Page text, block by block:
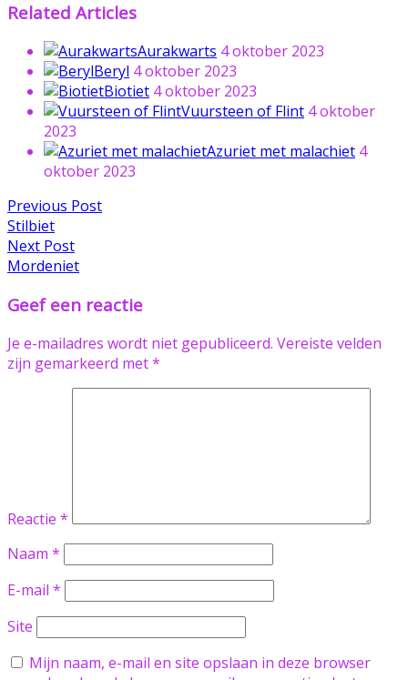
Related Articles
Aurakwarts 4 oktober 2023
Beryl 4 oktober 2023
Biotiet 4 oktober 2023
Vuursteen of Flint 4 oktober
2023
Azuriet met malachiet 4
oktober 2023
Bericht
navigatie
Previous PostPrevious
Stilbiet
Next PostNext
post:
Mordeniet
Geef een reactie
Je e-mailadres wordt niet gepubliceerd. Vereiste velden
zijn gemarkeerd met*
Reactie *
Naam *
E-mail *
Site
Mijn naam, e-mail en site opslaan in deze browser